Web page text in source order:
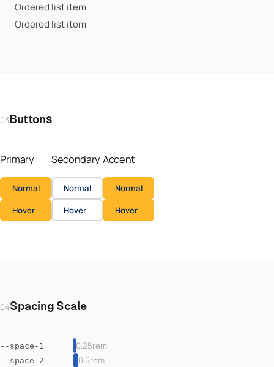
Ordered list item
Ordered list item
03 Buttons
Primary
Normal
Hover
Secondary
Normal
Hover
Accent
Normal
Hover
04Spacing Scale
--space-1 0.25rem
--space-2 0.5rem